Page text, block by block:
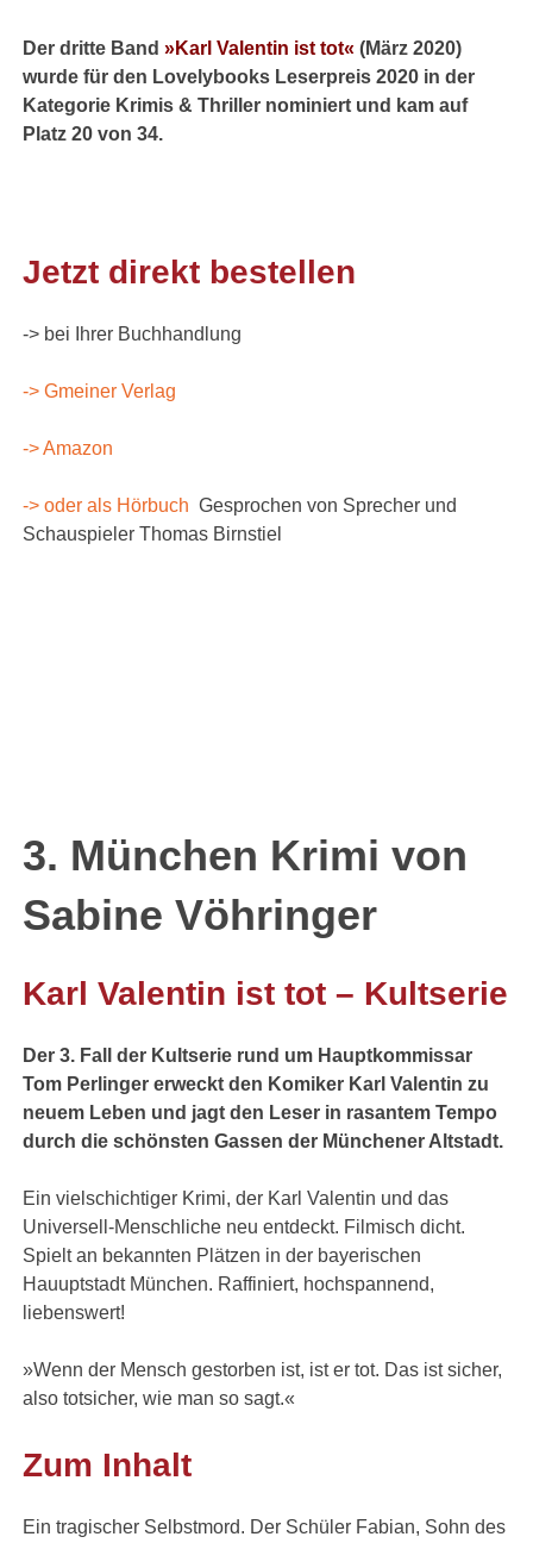
Der dritte Band»Karl Valentin ist tot« (März 2020)
wurde für den Lovelybooks Leserpreis 2020 in der
Kategorie Krimis & Thriller nominiert und kam auf
Platz 20 von 34.
Jetzt direkt bestellen
-> bei Ihrer Buchhandlung
-> Gmeiner Verlag
-> Amazon
-> oder als Hörbuch Gesprochen von Sprecher und
Schauspieler Thomas Birnstiel
3. München Krimi von
Sabine Vöhringer
Karl Valentin ist tot – Kultserie
Der 3. Fall der Kultserie rund um Hauptkommissar
Tom Perlinger erweckt den Komiker Karl Valentin zu
neuem Leben und jagt den Leser in rasantem Tempo
durch die schönsten Gassen der Münchener Altstadt.
Ein vielschichtiger Krimi, der Karl Valentin und das
Universell-Menschliche neu entdeckt. Filmisch dicht.
Spielt an bekannten Plätzen in der bayerischen
Hauuptstadt München. Raffiniert, hochspannend,
liebenswert!
»Wenn der Mensch gestorben ist, ist er tot. Das ist sicher,
also totsicher, wie man so sagt.«
Zum Inhalt
Ein tragischer Selbstmord. Der Schüler Fabian, Sohn des